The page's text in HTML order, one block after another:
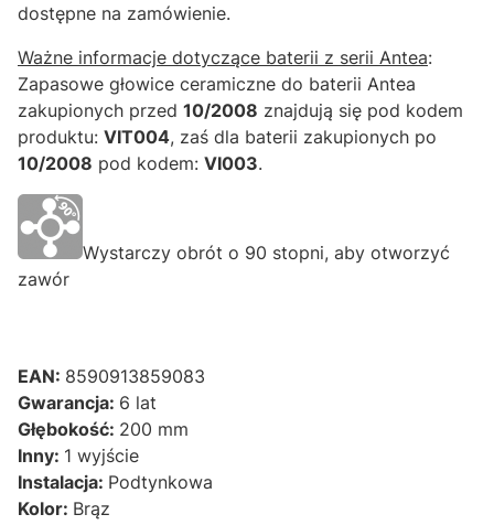
dostępne na zamówienie.
Ważne informacje dotyczące baterii z serii Antea:
Zapasowe głowice ceramiczne do baterii Antea
zakupionych przed 10/2008 znajdują się pod kodem
produktu: VIT004, zaś dla baterii zakupionych po
10/2008 pod kodem: VI003.
Wystarczy obrót o 90 stopni, aby otworzyć
zawór
EAN: 8590913859083
Gwarancja: 6 lat
Głębokość: 200 mm
Inny: 1 wyjście
Instalacja: Podtynkowa
Kolor: Brąz